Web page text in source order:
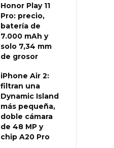
Honor Play 11
Pro: precio,
batería de
7.000 mAh y
solo 7,34 mm
de grosor
iPhone Air 2:
filtran una
Dynamic Island
más pequeña,
doble cámara
de 48 MP y
chip A20 Pro